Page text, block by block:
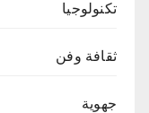
تكنولوجيا
ثقافة وفن
جهوية